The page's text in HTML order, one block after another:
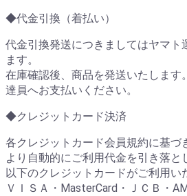
◆代金引換（着払い）
代金引換発送につきましてはヤマト
ます。
在庫確認後、商品を発送いたします
達員へお支払いください。
◆クレジットカード決済
各クレジットカード会員規約に基づ
より自動的にご利用代金を引き落と
以下のクレジットカードがご利用い
ＶＩＳＡ・MasterCard・ＪＣＢ・